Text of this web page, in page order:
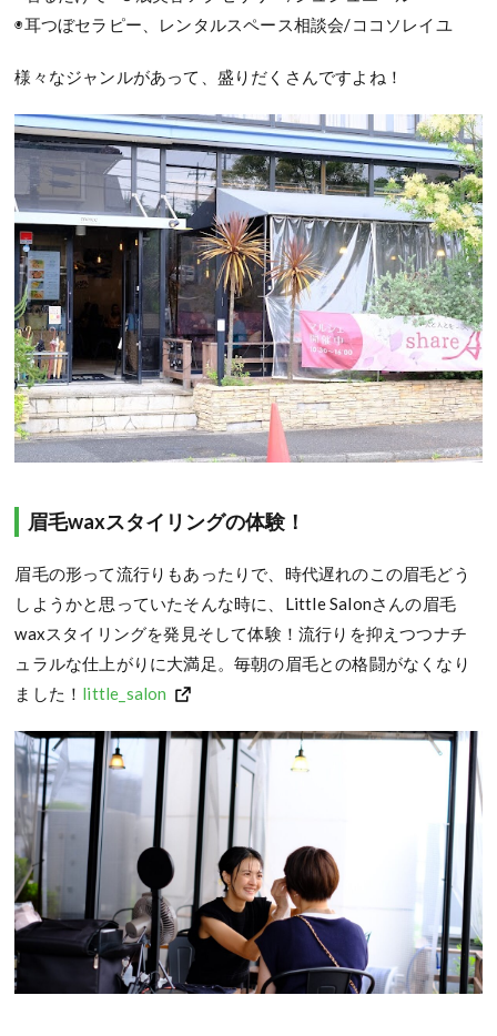
◉耳つぼセラピー、レンタルスペース相談会/ココソレイユ
様々なジャンルがあって、盛りだくさんですよね！
眉毛waxスタイリングの体験！
眉毛の形って流行りもあったりで、時代遅れのこの眉毛どう
しようかと思っていたそんな時に、Little Salonさんの眉毛
waxスタイリングを発見そして体験！流行りを抑えつつナチ
ュラルな仕上がりに大満足。毎朝の眉毛との格闘がなくなり
ました！ little_salon